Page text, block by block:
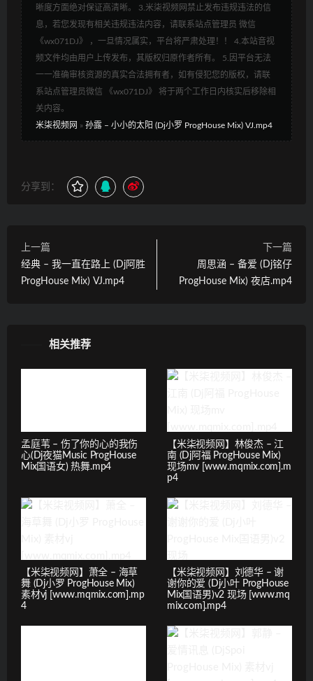
晰度方面绝对保证高清晰。 3.米柒视频网禁止发布违规违法的信
息，若您发现有相关违规违法内容，请联系站点管理员 微信
《wx071DJ》 ，一旦情况属实，平台将严肃处理！！ 4.本站音视
频文件均由用户上传发布，其版权归原作者所有。 5.因平台无法
一一准确审核资源的真实合法拥有者，如有侵犯您的版权，请联
系站点管理员微信 《wx071DJ》 将于两个工作日内核实后移除相
关内容。
米柒视频网 » 孙露 – 小小的太阳 (Dj小罗 ProgHouse Mix) VJ.mp4
分享到：
上一篇
经典 – 我一直在路上 (Dj阿胜
ProgHouse Mix) VJ.mp4
下一篇
周思涵 – 备爱 (Dj铭仔
ProgHouse Mix) 夜店.mp4
相关推荐
孟庭苇 – 伤了你的心的我伤
心(Dj夜猫Music ProgHouse
Mix国语女) 热舞.mp4
【米柒视频网】林俊杰 – 江
南 (Dj阿福 ProgHouse Mix)
现场mv [www.mqmix.com].m
p4
【米柒视频网】萧全 – 海草
舞 (Dj小罗 ProgHouse Mix)
素材vj [www.mqmix.com].mp
4
【米柒视频网】刘德华 – 谢
谢你的爱 (Dj小叶 ProgHouse
Mix国语男)v2 现场 [www.mq
mix.com].mp4